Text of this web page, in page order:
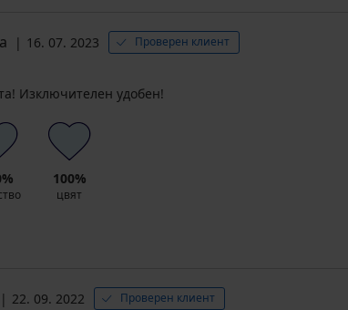
16. 07. 2023 Проверен клиент
Изключителен удобен!
100%
цвят
22. 09. 2022 Проверен клиент